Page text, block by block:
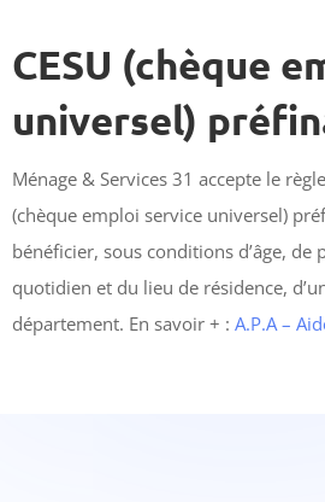
CESU (chèque
universel)
Ménage & Services 31 accepte le
(chèque emploi service universel)
bénéficier, sous conditions d’âge, de
quotidien et du lieu de résidence,
département. En savoir + :A.P.A –